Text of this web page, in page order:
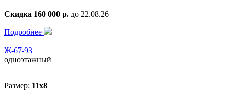
Скидка 160 000 р. до 22.08.26
Подробнее
Ж-67-93
одноэтажный
Размер: 11x8